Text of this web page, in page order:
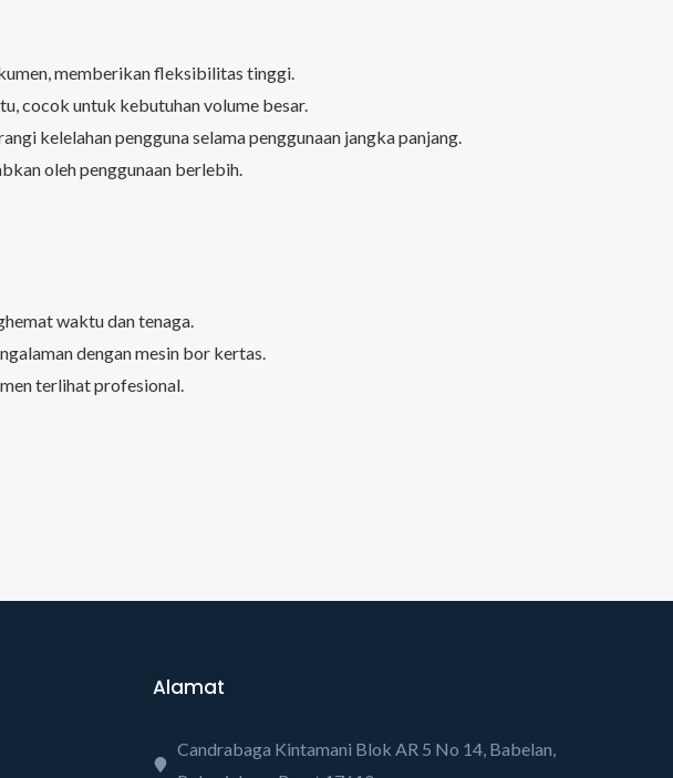
memberikan fleksibilitas tinggi.
cocok untuk kebutuhan volume besar.
kelelahan pengguna selama penggunaan jangka panjang.
oleh penggunaan berlebih.
waktu dan tenaga.
dengan mesin bor kertas.
terlihat profesional.
Alamat
Candrabaga Kintamani Blok AR 5 No 14, Babelan,